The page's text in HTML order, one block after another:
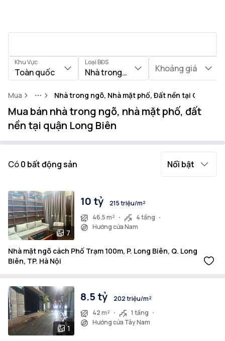
Khu Vực
Toàn quốc
Loại BĐS
Nhà trong ngõ, Nhà mặt phố, Đất nền
Khoảng giá
Mua MoreNhà trong ngõ, Nhà mặt phố, Đất nền tại Quận
Mua bán nhà trong ngõ, nhà mặt phố, đất
nền tại quận Long Biên
Có0 bất động sản Nổi bật
7
10 tỷ
215 triệu/m²
46.5 m²
4 tầng
Hướng cửa Nam
Nhà mặt ngõ cách Phố Trạm 100m, P. Long Biên, Q. Long
Biên, TP. Hà Nội
1
8.5 tỷ
202 triệu/m²
42 m²
1 tầng
Hướng cửa Tây Nam